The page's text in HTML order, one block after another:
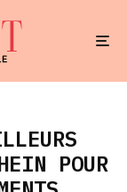
POUR